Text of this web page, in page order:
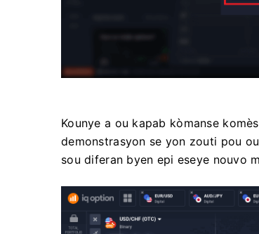
Kounye a ou kapab kòmanse
demonstrasyon se yon zouti pou
sou diferan byen epi eseye nouvo